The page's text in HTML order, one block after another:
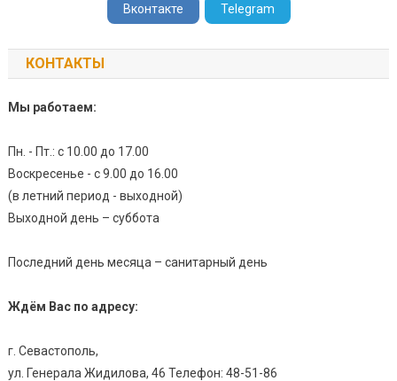
Вконтакте Telegram
КОНТАКТЫ
Мы работаем:
Пн. - Пт.: с 10.00 до 17.00
Воскресенье - с 9.00 до 16.00
(в летний период - выходной)
Выходной день – суббота
Последний день месяца – санитарный день
Ждём Вас по адресу:
г. Севастополь,
ул. Генерала Жидилова, 46 Телефон: 48-51-86